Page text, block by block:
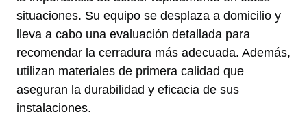
situaciones. Su equipo se desplaza a domicilio y
lleva a cabo una evaluación detallada para
recomendar la cerradura más adecuada. Además,
utilizan materiales de primera calidad que
aseguran la durabilidad y eficacia de sus
instalaciones.